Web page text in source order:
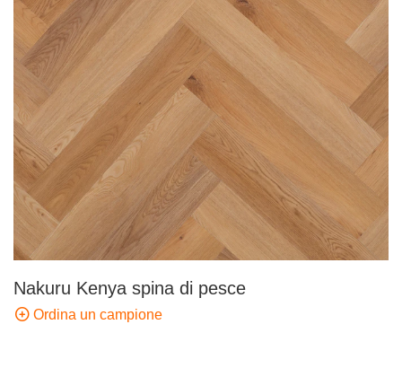
Nakuru Kenya spina di pesce
Ordina un campione